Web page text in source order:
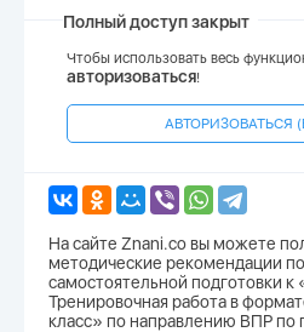
Полный доступ закрыт
Чтобы использовать весь
авторизоваться!
АВТОРИЗОВАТЬСЯ
На сайте Znani.co вы можете
методические рекомендации
самостоятельной подготовки к
Тренировочная работа в
класс» по направлению ВПР по